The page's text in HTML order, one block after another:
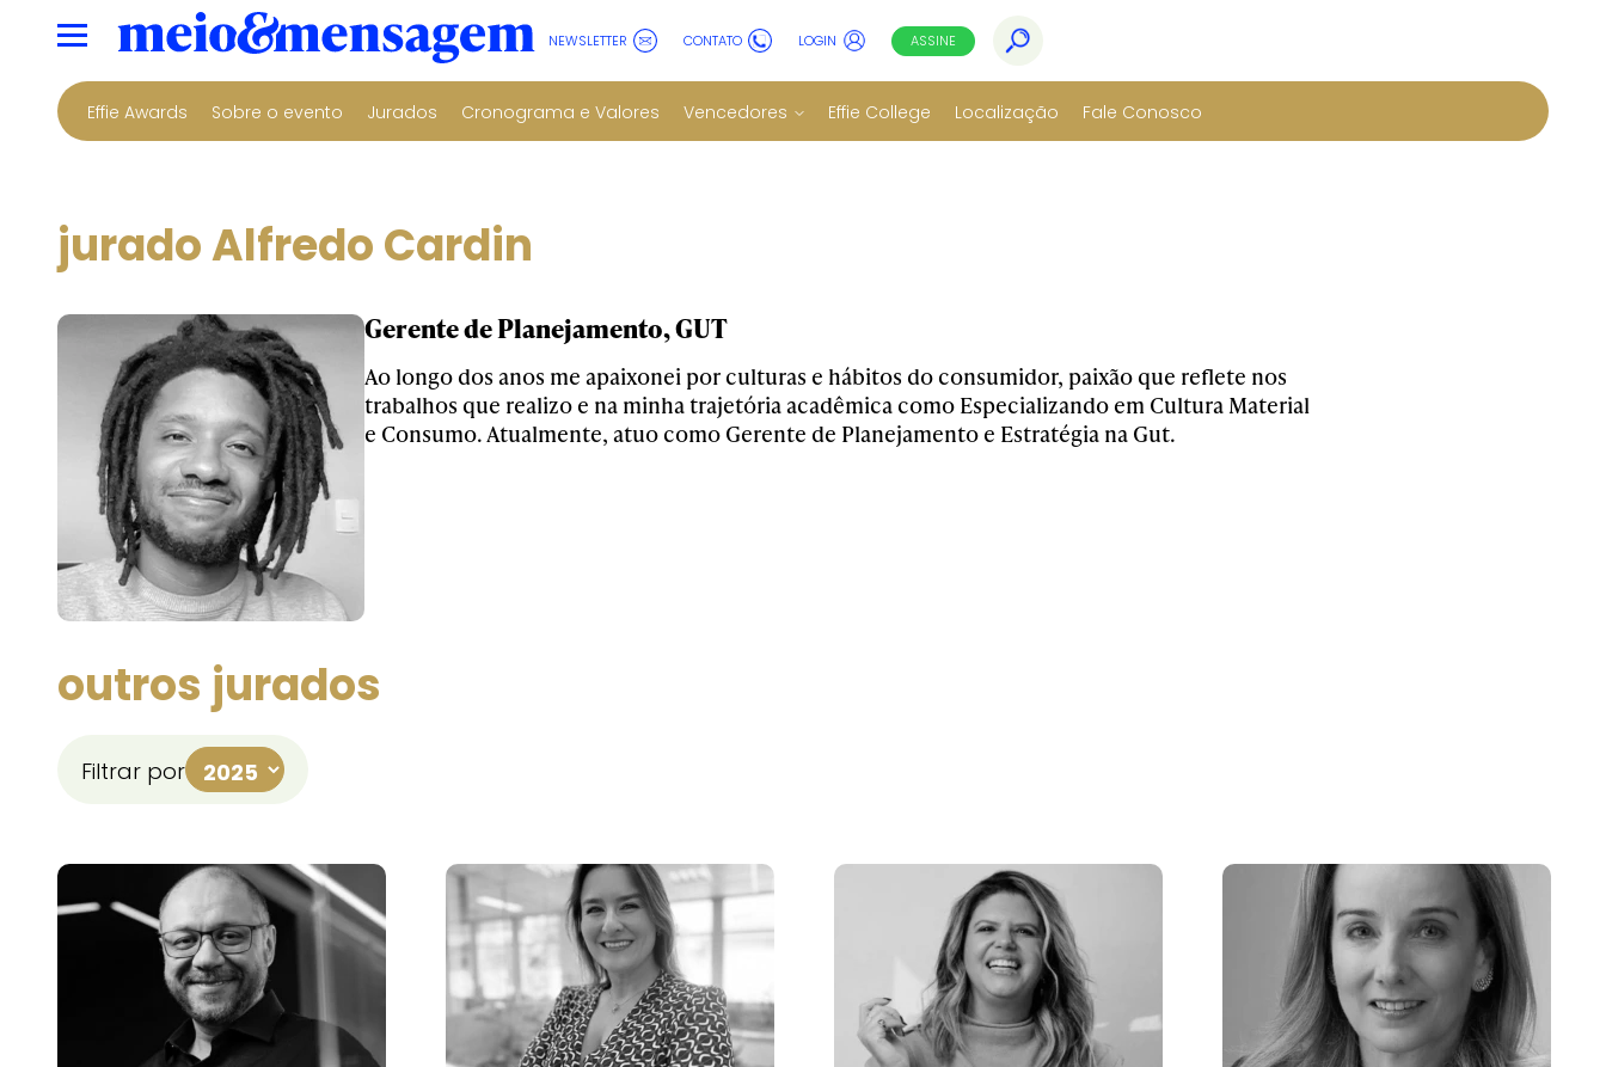
NEWSLETTER CONTATO LOGIN ASSINE
Effie Awards Sobre o evento Jurados Cronograma e Valores Vencedores Effie College Localização Fale Conosco
jurado Alfredo Cardin
Gerente de Planejamento, GUT
Ao longo dos anos me apaixonei por culturas e hábitos do consumidor, paixão que reflete nos
trabalhos que realizo e na minha trajetória acadêmica como Especializando em Cultura Material
e Consumo. Atualmente, atuo como Gerente de Planejamento e Estratégia na Gut.
outros jurados
Filtrar por